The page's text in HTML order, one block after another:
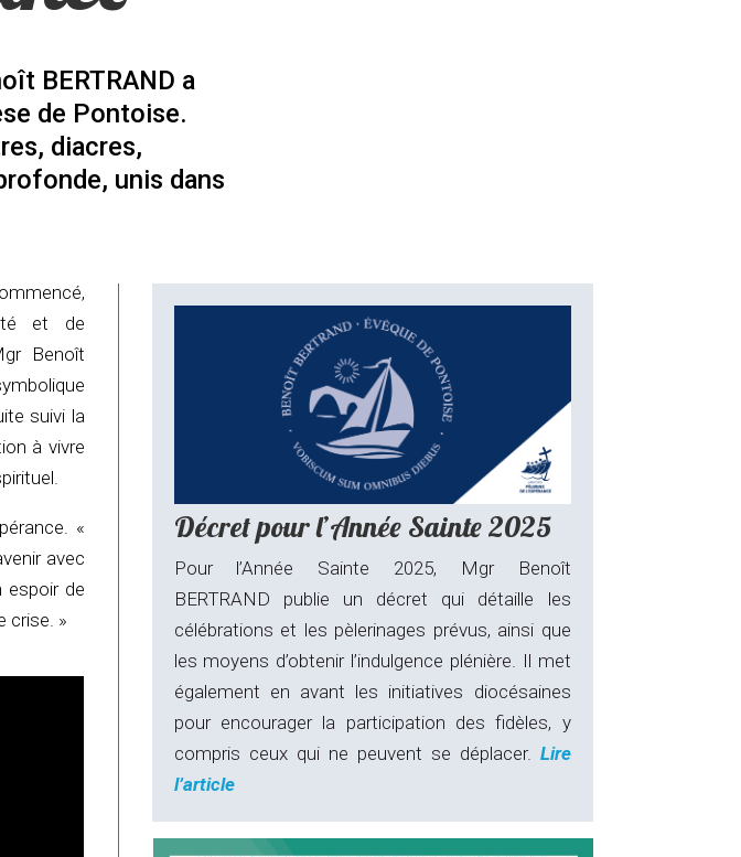
BERTRAND a
de Pontoise.
diacres,
unis dans
et de
Benoît
suivi la
à vivre
«
avec
espoir de
crise. »
Décret pour l’Année Sainte 2025
Pour l’Année Sainte 2025, Mgr Benoît
BERTRAND publie un décret qui détaille les
célébrations et les pèlerinages prévus, ainsi que
les moyens d’obtenir l’indulgence plénière. Il met
également en avant les initiatives diocésaines
pour encourager la participation des fidèles, y
compris ceux qui ne peuvent se déplacer. Lire
l’article